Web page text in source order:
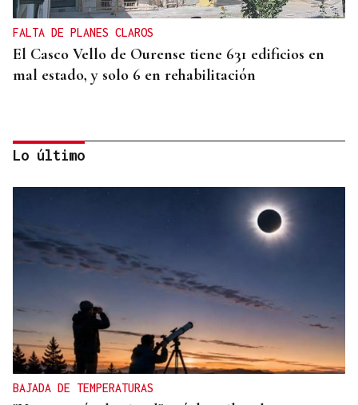
FALTA DE PLANES CLAROS
El Casco Vello de Ourense tiene 631 edificios en
mal estado, y solo 6 en rehabilitación
JUICIO EN OURENSE
El ourensano de las 96 condenas suma una más
Lo último
BAJADA DE TEMPERATURAS